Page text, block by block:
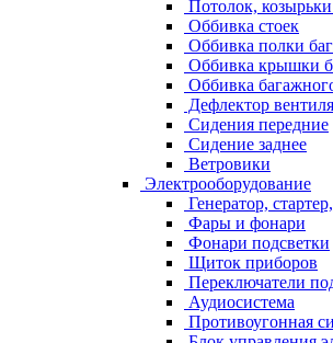
Потолок,
Оббивка стоек
Оббивка полки
Оббивка крышки
Оббивка
Дефлектор
Сидения передние
Сидение заднее
Ветровики
Электрооборудование
Генератор,
Фары и фонари
Фонари подсветки
Щиток приборов
Переключатели
Аудиосистема
Противоугонная